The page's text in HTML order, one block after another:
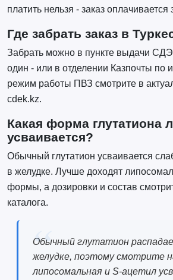
платить нельзя - заказ оплачивается
Где забрать заказ в
Забрать можно в пункте выдачи
один - или в отделении Казпочты по
режим работы ПВЗ смотрите в
cdek.kz.
Какая форма глутатиона
усваивается?
Обычный глутатион усваивается
в желудке. Лучше доходят
формы, а дозировки и состав
каталога.
Обычный глутатион
желудке, поэтому смотрите
липосомальная и S-ацетил